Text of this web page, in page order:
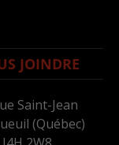
JOINDRE
Saint-Jean
(Québec)